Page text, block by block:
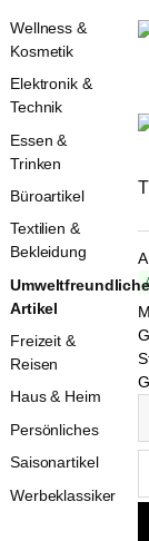
Wellness &
Kosmetik
Elektronik &
Technik
Essen &
Trinken
Büroartikel
Textilien &
Bekleidung
Umweltfreundliche
Artikel
Freizeit &
Reisen
Haus & Heim
Persönliches
Saisonartikel
Werbeklassiker